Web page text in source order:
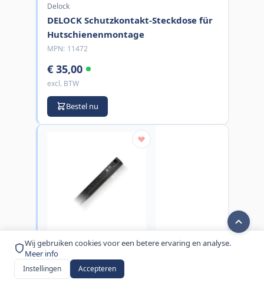
Wij gebruiken cookies voor een betere ervaring en analyse.
Meer info
Instellingen Accepteren
Delock
DELOCK Schutzkontakt-Steckdose für
Hutschienenmontage
MPN: 11472
€ 35,00
excl. BTW
Bestel nu
Aten
ATEN 20A/16A 16-uitgangen klaar
voor meting Energy PDU